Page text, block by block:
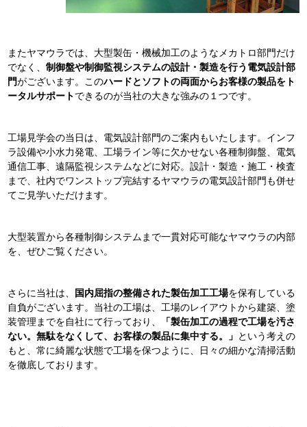
またヤマウラでは、大型製缶・機械加工のようなメカトロ部門だけ
でなく、制御盤や制御監視システムの設計・製造を行う電気設計部
門がございます。このハードとソフトの両面からお客様の製品をト
ータルサポートできるのが当社の大きな強みの１つです。
工場見学会の当日は、電気設計部門のご案内もいたします。インフ
ラ設備や小水力発電、工場ライン等に欠かせない各種制御盤、電気
通信工事、遠隔監視システムなどに対応。設計・製造・施工・検査
まで、社内でワンストップ完結するヤマウラの電気設計部門も併せ
てご見学いただけます。
大型装置から各種制御システムまで一貫対応可能なヤマウラの内部
を、ぜひご覧ください。
さらに当社は、 国内屈指の整備された製缶加工工場を保有している
自負がございます。当社の工場は、工場のレイアウトから建築、塗
装管理までを自社にて行っており、
「製缶加工の過程で工場を汚さ
ない。無駄をなくして、お客様の製品に集中する。」 という考えの
もと、常に綺麗な状態で工場を保つように、日々の細かな清掃活動
を徹底しております。